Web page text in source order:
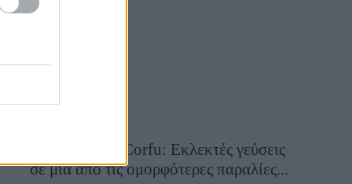
28 Ιουλίου 2026, 10:58
Aiolia Avlaki Corfu: Εκλεκτές γεύσεις
σε μία από τις ομορφότερες παραλίες...